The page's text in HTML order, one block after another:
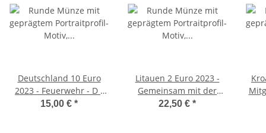
Deutschland 10 Euro
2023 - Feuerwehr - D -
unc.*
15,00 € *
Litauen 2 Euro 2023 -
Gemeinsam mit der
Ukraine - BU Coincard
22,50 € *